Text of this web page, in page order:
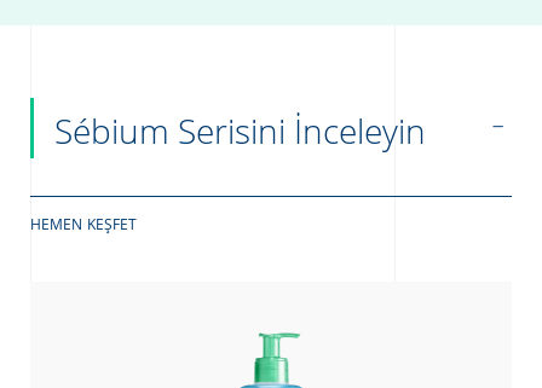
Sébium Serisini İnceleyin
HEMEN KEŞFET